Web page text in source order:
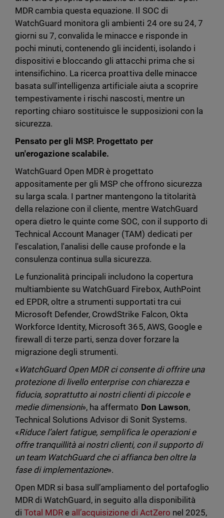
MDR cambia questa equazione. Il SOC di
WatchGuard monitora gli ambienti 24 ore su 24, 7
giorni su 7, convalida le minacce e risponde in
pochi minuti, contenendo gli incidenti, isolando i
dispositivi e bloccando gli attacchi prima che si
intensifichino. La ricerca proattiva delle minacce
basata sull'intelligenza artificiale aiuta a scoprire
tempestivamente i rischi nascosti, mentre un
reporting chiaro sostituisce le supposizioni con la
sicurezza.
Pensato per gli MSP. Progettato per
un'erogazione scalabile.
WatchGuard Open MDR è progettato
appositamente per gli MSP che offrono sicurezza
su larga scala. I partner mantengono la titolarità
della relazione con il cliente, mentre WatchGuard
opera dietro le quinte come SOC, con il supporto di
Technical Account Manager (TAM) dedicati per
l'escalation, l'analisi delle cause profonde e la
consulenza continua sulla sicurezza.
Le funzionalità principali includono la copertura
multiambiente su WatchGuard Firebox, AuthPoint
ed EPDR, oltre a strumenti supportati tra cui
Microsoft Defender, CrowdStrike Falcon, Okta
Workforce Identity, Microsoft 365, AWS, Google e
firewall di terze parti, senza dover forzare la
migrazione degli strumenti.
« WatchGuard Open MDR ci consente di offrire una
protezione di livello enterprise con chiarezza e
fiducia, soprattutto ai nostri clienti di piccole e
medie dimensioni», ha affermato Don Lawson,
Technical Solutions Advisor di Sonit Systems.
«Riduce l’alert fatigue, semplifica le operazioni e
offre tranquillità ai nostri clienti, con il supporto di
un team WatchGuard che ci affianca ben oltre la
fase di implementazione».
Open MDR si basa sull’ampliamento del portafoglio
MDR di WatchGuard, in seguito alla disponibilità
diTotal MDR e all’acquisizione di ActZero nel 2025,